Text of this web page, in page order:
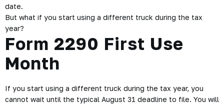
date.
But what if you start using a different truck during the tax
year?
Form 2290 First Use
Month
If you start using a different truck during the tax year, you
cannot wait until the typical August 31 deadline to file. You will